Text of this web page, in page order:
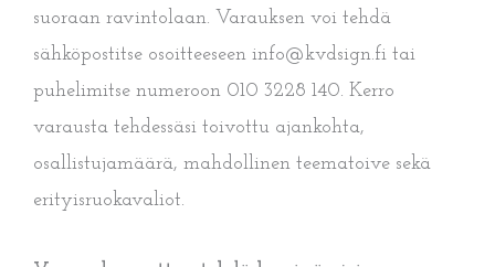
suoraan ravintolaan. Varauksen voi tehdä
sähköpostitse osoitteeseen info@kvdsign.fi tai
puhelimitse numeroon 010 3228 140. Kerro
varausta tehdessäsi toivottu ajankohta,
osallistujamäärä, mahdollinen teematoive sekä
erityisruokavaliot.